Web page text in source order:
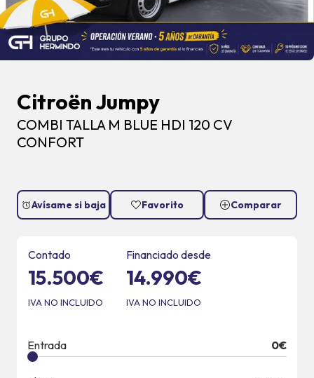
Citroën Jumpy
COMBI TALLA M BLUE HDI 120 CV
CONFORT
Avísame si baja Favorito Comparar
Contado
15.500€
IVA NO INCLUIDO
Financiado desde
14.990€
IVA NO INCLUIDO
Entrada 0€